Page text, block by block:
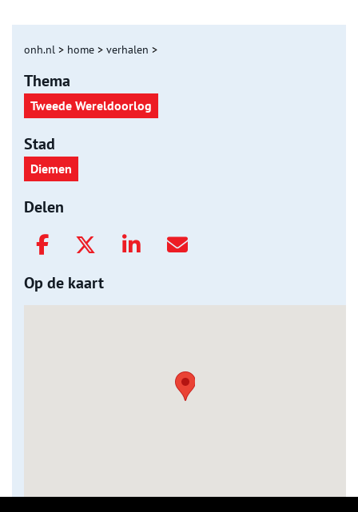
onh.nl > home > verhalen >
Thema
Tweede Wereldoorlog
Stad
Diemen
Delen
Op de kaart